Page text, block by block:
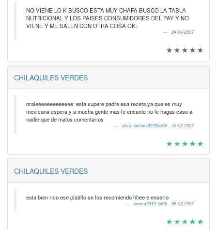
NO VIENE LO K BUSCO ESTA MUY CHAFA BUSCO LA TABLA
NUTRICIONAL Y LOS PAISES CONSUMIDORES DEL PAY Y NO
VIENE Y ME SALEN CON OTRA COSA OK.
24-04-2007
CHILAQUILES VERDES
oraleeeeeeeeeeeee: esta supere padre esa receta ya que es muy
mexicana espera y a mucha gente mas le encante no le hagas caso a
nadie que de malos comentarios
eliza_lachina3272bs05 , 15-02-2007
CHILAQUILES VERDES
esta bien rico ese platillo se los recomiendo hhee e enserio
norma2912_bt05 , 08-02-2007